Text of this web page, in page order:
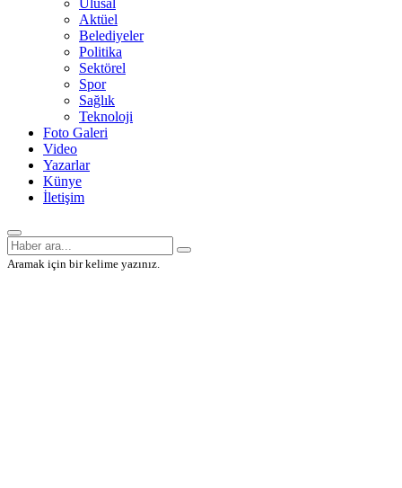
Ulusal
Aktüel
Belediyeler
Politika
Sektörel
Spor
Sağlık
Teknoloji
Foto Galeri
Video
Yazarlar
Künye
İletişim
Aramak için bir kelime yazınız.